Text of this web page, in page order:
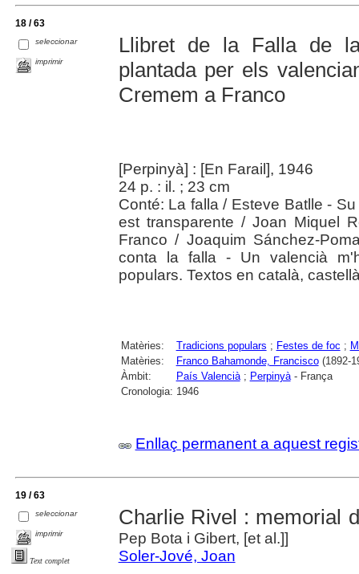
18 / 63
seleccionar
imprimir
Llibret de la Falla de
plantada per els
Cremem a Franco
[Perpinyà] : [En Farail], 1946
24 p. : il. ; 23 cm
Conté: La falla / Esteve Batlle -
est transparente / Joan Miquel
Franco / Joaquim Sánchez-
conta la falla - Un valencià
populars. Textos en català,
Matèries: Tradicions populars ; Festes de foc ;
Matèries:
Franco Bahamonde, Francisco(1892-
Àmbit:
País Valencià; Perpinyà- França
Cronologia: 1946
Enllaç permanent a aquest
19 / 63
seleccionar
imprimir
Text complet
Charlie Rivel : memorial
Pep Bota i Gibert, [et al.]]
Soler-Jové, Joan